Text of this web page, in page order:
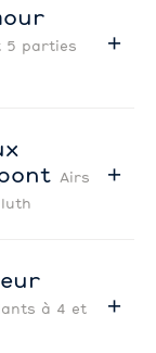
5 parties
Airs
à 4 et